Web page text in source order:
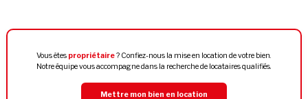
Vous êtes propriétaire? Confiez-nous la mise en location de votre bien.
Notre équipe vous accompagne dans la recherche de locataires qualifiés.
Mettre mon bien en location